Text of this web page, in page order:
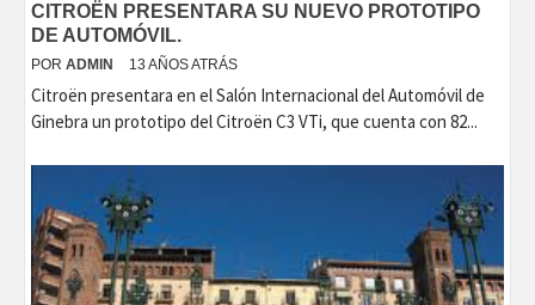
CITROËN PRESENTARA SU NUEVO PROTOTIPO
DE AUTOMÓVIL.
POR ADMIN 13 AÑOS ATRÁS
Citroën presentara en el Salón Internacional del Automóvil de
Ginebra un prototipo del Citroën C3 VTi, que cuenta con 82...